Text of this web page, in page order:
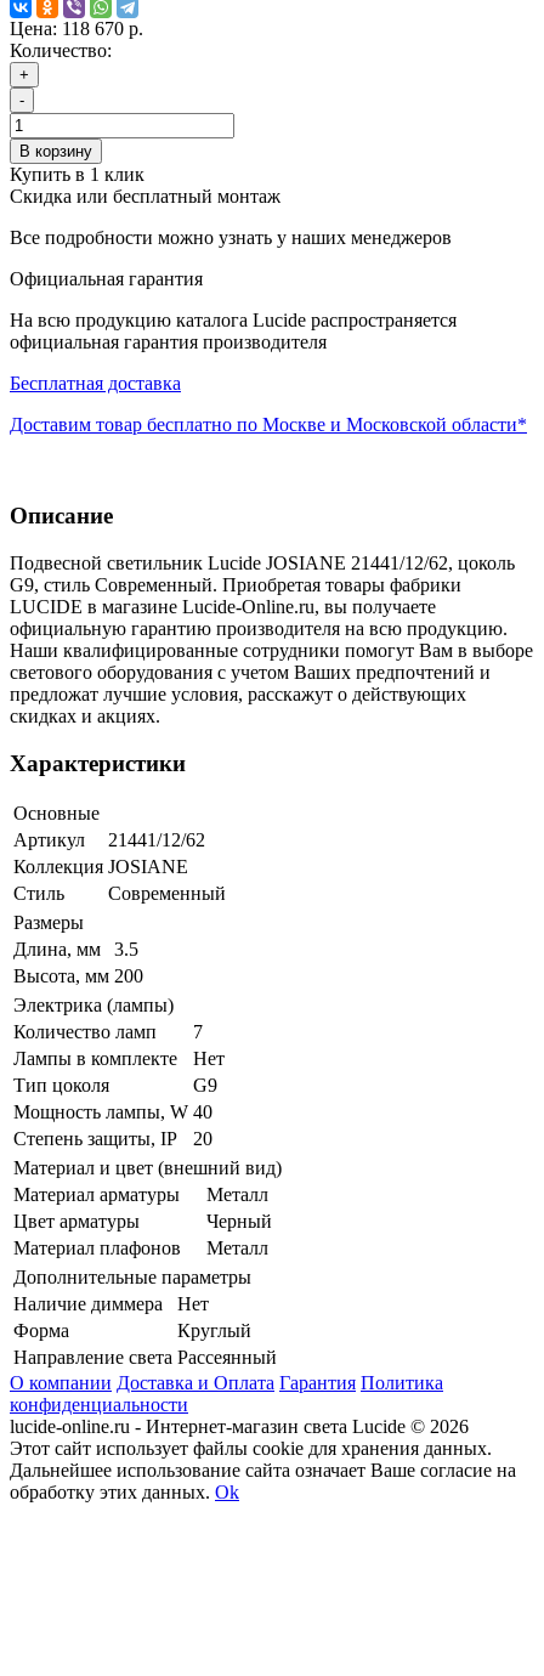
Цена: 118 670 р.
Количество:
+
-
В корзину
Купить в 1 клик
Скидка или бесплатный монтаж
Все подробности можно узнать у наших менеджеров
Официальная гарантия
На всю продукцию каталога Lucide распространяется
официальная гарантия производителя
Бесплатная доставка
Доставим товар бесплатно по Москве и Московской области*
Описание
Подвесной светильник Lucide JOSIANE 21441/12/62, цоколь
G9, стиль Современный. Приобретая товары фабрики
LUCIDE в магазине Lucide-Online.ru, вы получаете
официальную гарантию производителя на всю продукцию.
Наши квалифицированные сотрудники помогут Вам в выборе
светового оборудования с учетом Ваших предпочтений и
предложат лучшие условия, расскажут о действующих
скидках и акциях.
Характеристики
Основные
Артикул
21441/12/62
Коллекция JOSIANE
Стиль
Современный
Размеры
Длина, мм
3.5
Высота, мм 200
Электрика (лампы)
Количество ламп
7
Лампы в комплекте
Нет
Тип цоколя
G9
Мощность лампы, W 40
Степень защиты, IP
20
Материал и цвет (внешний вид)
Материал арматуры
Металл
Цвет арматуры
Черный
Материал плафонов
Металл
Дополнительные параметры
Наличие диммера
Нет
Форма
Круглый
Направление света Рассеянный
О компании Доставка и Оплата Гарантия Политика
конфиденциальности
lucide-online.ru - Интернет-магазин света Lucide © 2026
Этот сайт использует файлы cookie для хранения данных.
Дальнейшее использование сайта означает Ваше согласие на
обработку этих данных. Ok